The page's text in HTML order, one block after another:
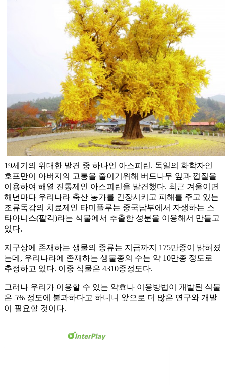
19세기의 위대한 발견 중 하나인 아스피린. 독일의 화학자인
호프만이 아버지의 고통을 줄이기위해 버드나무 잎과 껍질을
이용하여 해열 진통제인 아스피린을 발견했다. 최근 겨울이면
해년마다 우리나라 축산 농가를 긴장시키고 피해를 주고 있는
조류독감의 치료제인 타미플루는 중국남부에서 자생하는 스
타아니스(팔각)라는 식물에서 추출한 성분을 이용해서 만들고
있다.
지구상에 존재하는 생물의 종류는 지금까지 175만종이 밝혀졌
는데, 우리나라에 존재하는 생물종의 수는 약 10만종 정도로
추정하고 있다. 이중 식물은 4310종정도다.
그러나 우리가 이용할 수 있는 약효나 이용방법이 개발된 식물
은 5% 정도에 불과하다고 하니니 앞으로 더 많은 연구와 개발
이 필요할 것이다.